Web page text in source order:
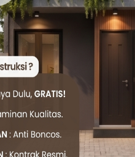
mengutamakan fungsi
bahan berkualitas
sekarang! Tim kami
Anda investasi
tepat untuk pintu dan